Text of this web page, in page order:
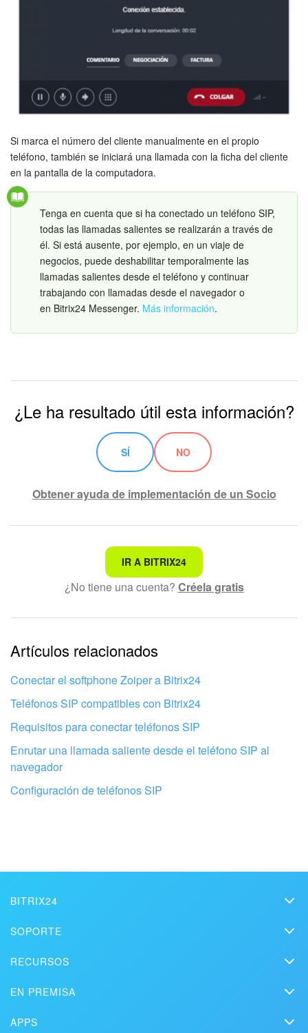
Si marca el número del cliente manualmente en el propio
teléfono, también se iniciará una llamada con la ficha del cliente
en la pantalla de la computadora.
Tenga en cuenta que si ha conectado un teléfono SIP,
todas las llamadas salientes se realizarán a través de
él. Si está ausente, por ejemplo, en un viaje de
negocios, puede deshabilitar temporalmente las
llamadas salientes desde el teléfono y continuar
trabajando con llamadas desde el navegador o
en Bitrix24 Messenger. Más información.
¿Le ha resultado útil esta información?
SÍ NO
Obtener ayuda de implementación de un Socio
No es lo que estoy buscando
Texto complicado e incomprensible
La información está desactualizada
La explicación es demasiado corta. Necesito más
información
No me gusta cómo funciona esta herramienta
IR A BITRIX24
¿No tiene una cuenta? Créela gratis
Artículos relacionados
Conectar el softphone Zoiper a Bitrix24
Teléfonos SIP compatibles con Bitrix24
Requisitos para conectar teléfonos SIP
Enrutar una llamada saliente desde el teléfono SIP al
navegador
Configuración de teléfonos SIP
BITRIX24
Kit de medios
Contacto
SOPORTE
Videos instructivos
Contacte al soporte
RECURSOS
Soluciones
EN PREMISA
APPS